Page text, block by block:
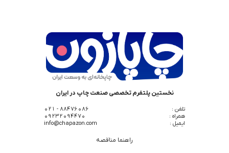
نخستین پلتفرم تخصصی صنعت چاپ در ایران
تلفن :
88476086 - 021
همراه :
09232094470
ایمیل :
info@chapazon.com
راهنما مناقصه